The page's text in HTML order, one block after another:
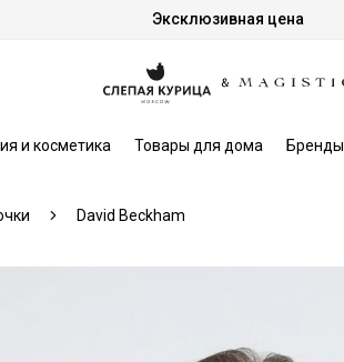
Эксклюзивная цена
и косметика Товары для дома Бренды
David Beckham